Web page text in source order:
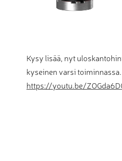
Kysy lisää, nyt
kyseinen varsi toiminnassa.
https://youtu.be/